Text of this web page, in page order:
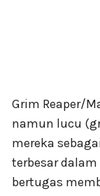
Grim Reaper/
namun lucu
mereka
terbesar
bertugas